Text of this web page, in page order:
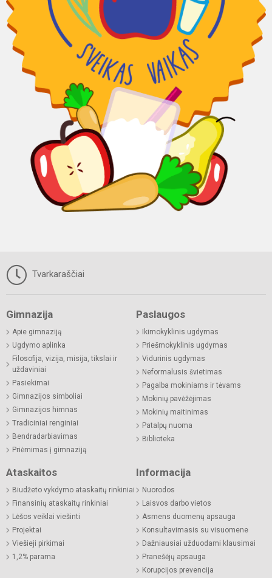
Tvarkaraščiai
Gimnazija
Apie gimnaziją
Ugdymo aplinka
Filosofija, vizija, misija, tikslai ir
uždaviniai
Pasiekimai
Gimnazijos simboliai
Gimnazijos himnas
Tradiciniai renginiai
Bendradarbiavimas
Priėmimas į gimnaziją
Paslaugos
Ikimokyklinis ugdymas
Priešmokyklinis ugdymas
Vidurinis ugdymas
Neformalusis švietimas
Pagalba mokiniams ir tėvams
Mokinių pavėžėjimas
Mokinių maitinimas
Patalpų nuoma
Biblioteka
Ataskaitos
Biudžeto vykdymo ataskaitų rinkiniai
Finansinių ataskaitų rinkiniai
Lėšos veiklai viešinti
Projektai
Viešieji pirkimai
1,2% parama
Informacija
Nuorodos
Laisvos darbo vietos
Asmens duomenų apsauga
Konsultavimasis su visuomene
Dažniausiai užduodami klausimai
Pranešėjų apsauga
Korupcijos prevencija